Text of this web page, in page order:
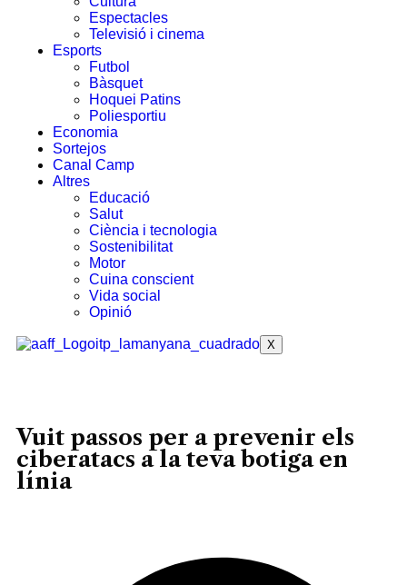
Espectacles
Televisió i cinema
Esports
Futbol
Bàsquet
Hoquei Patins
Poliesportiu
Economia
Sortejos
Canal Camp
Altres
Educació
Salut
Ciència i tecnologia
Sostenibilitat
Motor
Cuina conscient
Vida social
Opinió
X
Vuit passos per a prevenir els
ciberatacs a la teva botiga en
línia